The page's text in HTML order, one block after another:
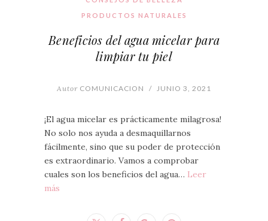
PRODUCTOS NATURALES
Beneficios del agua micelar para
limpiar tu piel
Autor COMUNICACION / JUNIO 3, 2021
¡El agua micelar es prácticamente milagrosa!
No solo nos ayuda a desmaquillarnos
fácilmente, sino que su poder de protección
es extraordinario. Vamos a comprobar
cuales son los beneficios del agua… Leer
más